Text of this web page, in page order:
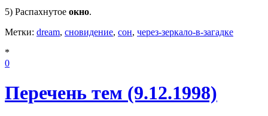
5) Распахнутое окно.
Метки: dream, сновидение, сон, через-зеркало-в-загадке
*
0
Перечень тем (9.12.1998)